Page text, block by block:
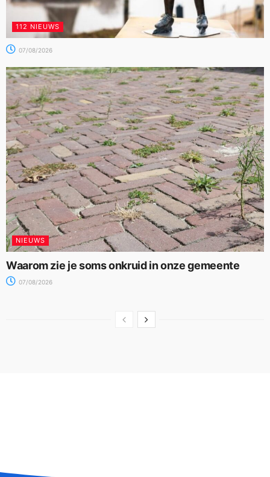
112 NIEUWS
07/08/2026
NIEUWS
Waarom zie je soms onkruid in onze gemeente
07/08/2026